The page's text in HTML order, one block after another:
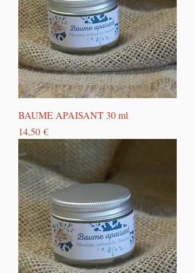
BAUME APAISANT 30 ml
Prix
14,50 €